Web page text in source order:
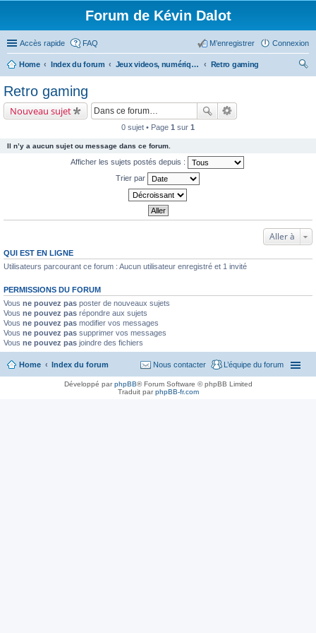
Forum de Kévin Dalot
Accès rapide FAQ Connexion
M’enregistrer
Home Index du forum Jeux videos, numérique, smartphone....
Retro gaming
Retro gaming
Nouveau sujet
0 sujet • Page 1 sur 1
Il n’y a aucun sujet ou message dans ce forum.
Afficher les sujets postés depuis :
Trier par
Aller à
QUI EST EN LIGNE
Utilisateurs parcourant ce forum : Aucun utilisateur enregistré et 1 invité
PERMISSIONS DU FORUM
Vous ne pouvez pas poster de nouveaux sujets
Vous ne pouvez pas répondre aux sujets
Vous ne pouvez pas modifier vos messages
Vous ne pouvez pas supprimer vos messages
Vous ne pouvez pas joindre des fichiers
Home Index du forum L’équipe du forum
Nous contacter
Développé parphpBB® Forum Software © phpBB Limited
Traduit parphpBB-fr.com